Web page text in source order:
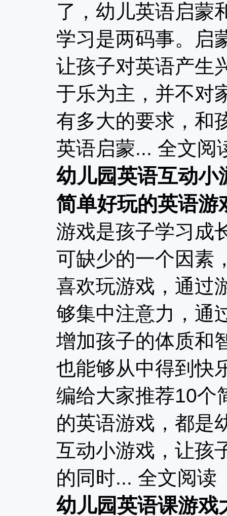
了，幼儿英语启蒙
学习是两码事。启
让孩子对英语产生
于乐为主，并不对
有多大的要求，和
英语启蒙... 全文阅
幼儿园英语互动小
简单好玩的英语游
游戏是孩子学习成
可缺少的一个因素
喜欢玩游戏，通过
够集中注意力，通
增加孩子的体质和
也能够从中得到快
编给大家推荐10个
的英语游戏，都是
互动小游戏，让孩
的同时... 全文阅读
幼儿园英语课游戏